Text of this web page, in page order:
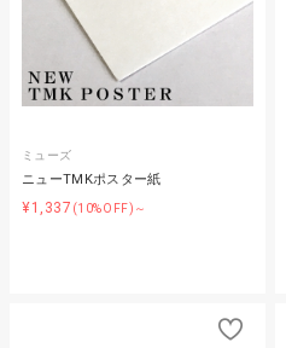
ミューズ
ニューTMKポスター紙
¥1,337 (10%OFF)～